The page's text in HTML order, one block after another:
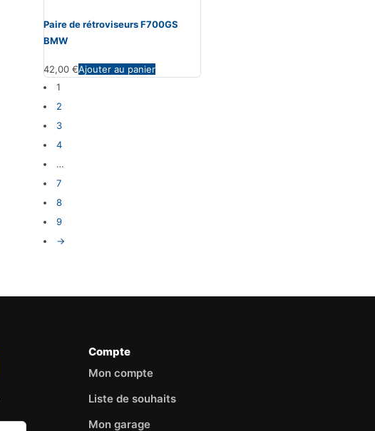
Paire de rétroviseurs F700GS
BMW
42,00€Ajouter au panier
1
2
3
4
…
7
8
9
→
Compte
Mon compte
Liste de souhaits
Mon garage